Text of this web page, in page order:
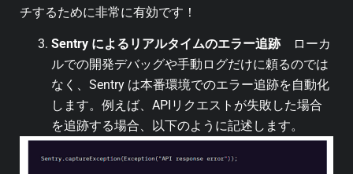
チするために非常に有効です！
Sentry によるリアルタイムのエラー追跡
ローカ
ルでの開発デバッグや手動ログだけに頼るのでは
なく、Sentry は本番環境でのエラー追跡を自動化
します。例えば、APIリクエストが失敗した場合
を追跡する場合、以下のように記述します。